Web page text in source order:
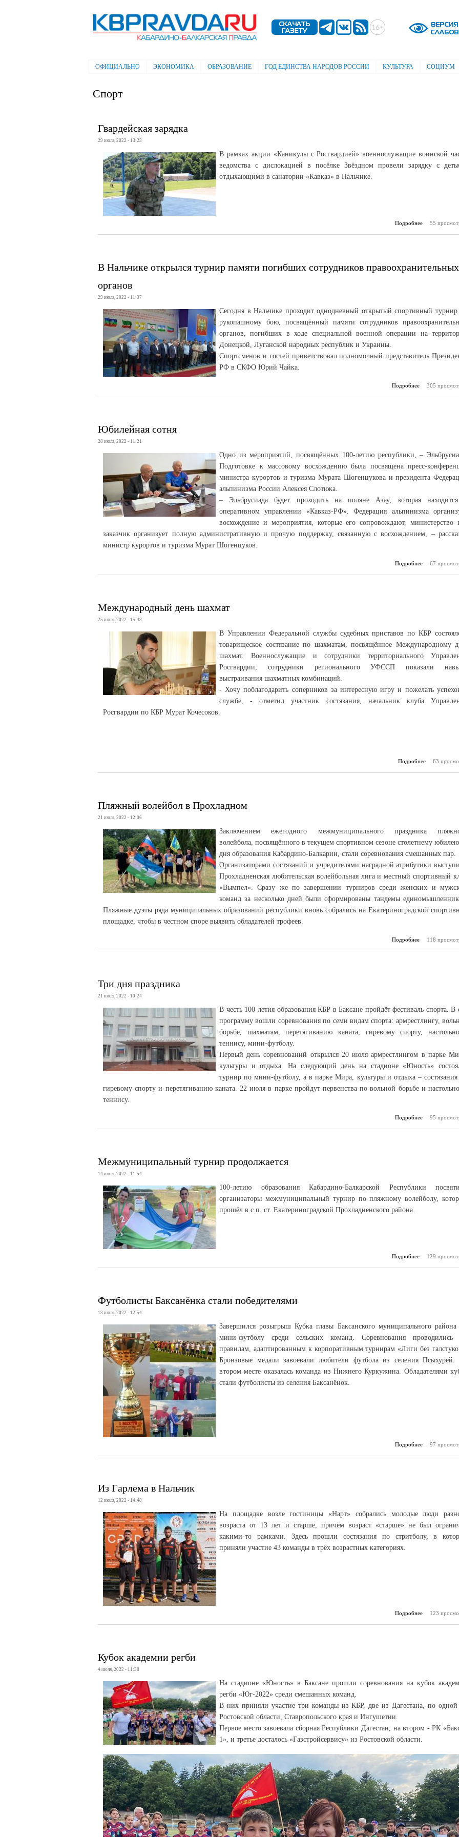
содержанию
Электронная газета "Кабардино-
Балкарская правда"
Главное меню
ОФИЦИАЛЬНО ЭКОНОМИКА ОБРАЗОВАНИЕ ГОД ЕДИНСТВА НАРОДОВ РОССИИ КУЛЬТУРА СОЦИУМ
Спорт
Гвардейская зарядка
29 июля, 2022 - 13:23
В рамках акции «Каникулы с Росгвардией» военнослужащие воинской
ведомства с дислокацией в посёлке Звёздном провели зарядку с
отдыхающими в санатории «Кавказ» в Нальчике.
Подробнее о Гвардейская
55
В Нальчике открылся турнир памяти погибших сотрудников правоохранительных
органов
29 июля, 2022 - 11:37
Сегодня в Нальчике проходит однодневный открытый спортивный
рукопашному бою, посвящённый памяти сотрудников
органов, погибших в ходе специальной военной операции на
Донецкой, Луганской народных республик и Украины.
Спортсменов и гостей приветствовал полномочный представитель
РФ в СКФО Юрий Чайка.
Подробнее
о В Нальчике
305
Юбилейная сотня
28 июля, 2022 - 11:21
Одно из мероприятий, посвящённых 100-летию республики, –
Подготовке к массовому восхождению была посвящена пресс-
министра курортов и туризма Мурата Шогенцукова и президента
альпинизма России Алексея Слотюка.
– Эльбрусиада будет проходить на поляне Азау, которая
оперативном управлении «Кавказ-РФ». Федерация альпинизма
восхождение и мероприятия, которые его сопровождают, министерство
заказчик организует полную административную и прочую поддержку, связанную с восхождением, –
министр курортов и туризма Мурат Шогенцуков.
Подробнее о Юбилейная
67
Международный день шахмат
25 июля, 2022 - 15:48
В Управлении Федеральной службы судебных приставов по КБР
товарищеское состязание по шахматам, посвящённое Международному
шахмат. Военнослужащие и сотрудники территориального
Росгвардии, сотрудники регионального УФССП показали
выстраивания шахматных комбинаций.
- Хочу поблагодарить соперников за интересную игру и пожелать
службе, - отметил участник состязания, начальник клуба
Росгвардии по КБР Мурат Кочесоков.
Подробнее
о
63
Пляжный волейбол в Прохладном
21 июля, 2022 - 12:06
Заключением ежегодного межмуниципального праздника
волейбола, посвящённого в текущем спортивном сезоне столетнему
дня образования Кабардино-Балкарии, стали соревнования смешанных пар.
Организаторами состязаний и учредителями наградной атрибутики
Прохладненская любительская волейбольная лига и местный спортивный
«Вымпел». Сразу же по завершении турниров среди женских и
команд за несколько дней были сформированы тандемы
Пляжные дуэты ряда муниципальных образований республики вновь собрались на Екатериноградской
площадке, чтобы в честном споре выявить обладателей трофеев.
Подробнее
о Пляжный
118
Три дня праздника
21 июля, 2022 - 10:24
В честь 100-летия образования КБР в Баксане пройдёт фестиваль спорта. В
программу вошли соревнования по семи видам спорта: армрестлингу,
борьбе, шахматам, перетягиванию каната, гиревому спорту,
теннису, мини-футболу.
Первый день соревнований открылся 20 июля армрестлингом в парке
культуры и отдыха. На следующий день на стадионе «Юность»
турнир по мини-футболу, а в парке Мира, культуры и отдыха –
гиревому спорту и перетягиванию каната. 22 июля в парке пройдут первенства по вольной борьбе и
теннису.
Подробнее о Три дня
95
Межмуниципальный турнир продолжается
14 июля, 2022 - 11:54
100-летию образования Кабардино-Балкарской Республики
организаторы межмуниципальный турнир по пляжному волейболу,
прошёл в с.п. ст. Екатериноградской Прохладненского района.
Подробнее
о
129
Футболисты Баксанёнка стали победителями
13 июля, 2022 - 12:54
Завершился розыгрыш Кубка главы Баксанского муниципального
мини-футболу среди сельских команд. Соревнования проводились
правилам, адаптированным к корпоративным турнирам «Лиги без
Бронзовые медали завоевали любители футбола из селения
втором месте оказалась команда из Нижнего Куркужина. Обладателями
стали футболисты из селения Баксанёнок.
Подробнее
о
97
Из Гарлема в Нальчик
12 июля, 2022 - 14:48
На площадке возле гостиницы «Нарт» собрались молодые люди
возраста от 13 лет и старше, причём возраст «старше» не был
какими-то рамками. Здесь прошли состязания по стритболу, в
приняли участие 43 команды в трёх возрастных категориях.
Подробнее
о Из
123
Кубок академии регби
4 июля, 2022 - 11:38
На стадионе «Юность» в Баксане прошли соревнования на кубок
регби «Юг-2022» среди смешанных команд.
В них приняли участие три команды из КБР, две из Дагестана, по одной
Ростовской области, Ставропольского края и Ингушетии.
Первое место завоевала сборная Республики Дагестан, на втором - РК
1», и третье досталось «Газстройсервису» из Ростовской области.